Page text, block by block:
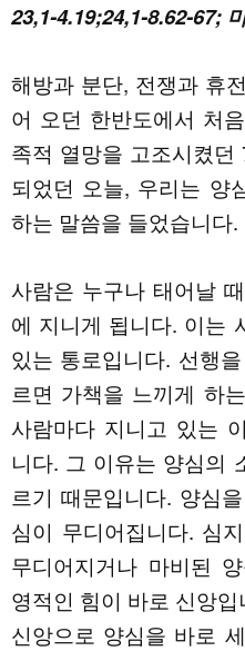
23,1-4.19;24,1-8.62-67;
해방과 분단, 전쟁과 휴
어 오던 한반도에서 처
족적 열망을 고조시켰
되었던 오늘, 우리는 양
하는 말씀을 들었습니다.
사람은 누구나 태어날
에 지니게 됩니다. 이는
있는 통로입니다. 선행
르면 가책을 느끼게 하
사람마다 지니고 있는
니다. 그 이유는 양심의
르기 때문입니다. 양심
심이 무디어집니다. 심
무디어지거나 마비된
영적인 힘이 바로 신앙입
신앙으로 양심을 바로